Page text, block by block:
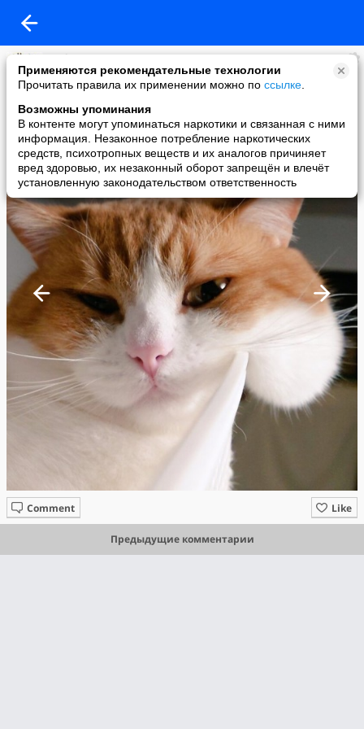
Применяются рекомендательные технологии
Прочитать правила их применении можно по ссылке
Возможны упоминания
В контенте могут упоминаться наркотики и связанная с ними
информация. Незаконное потребление наркотических
средств, психотропных веществ и их аналогов причиняет
вред здоровью, их незаконный оборот запрещён и влечёт
установленную законодательством ответственность
Andrey Egorov
added a photo
04 Dec в 11:16
Like
Comment
Предыдущие комментарии